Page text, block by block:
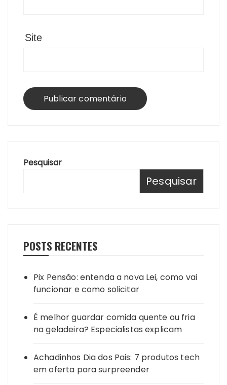
Site
Pesquisar
Pesquisar
POSTS RECENTES
Pix Pensão: entenda a nova Lei, como vai
funcionar e como solicitar
É melhor guardar comida quente ou fria
na geladeira? Especialistas explicam
Achadinhos Dia dos Pais: 7 produtos tech
em oferta para surpreender